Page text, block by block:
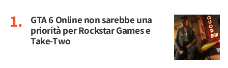
GTA 6 Online non sarebbe una
priorità per Rockstar Games e
Take-Two